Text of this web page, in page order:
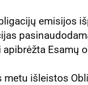
emisijos
apibrėžta Esamų
metu išleistos